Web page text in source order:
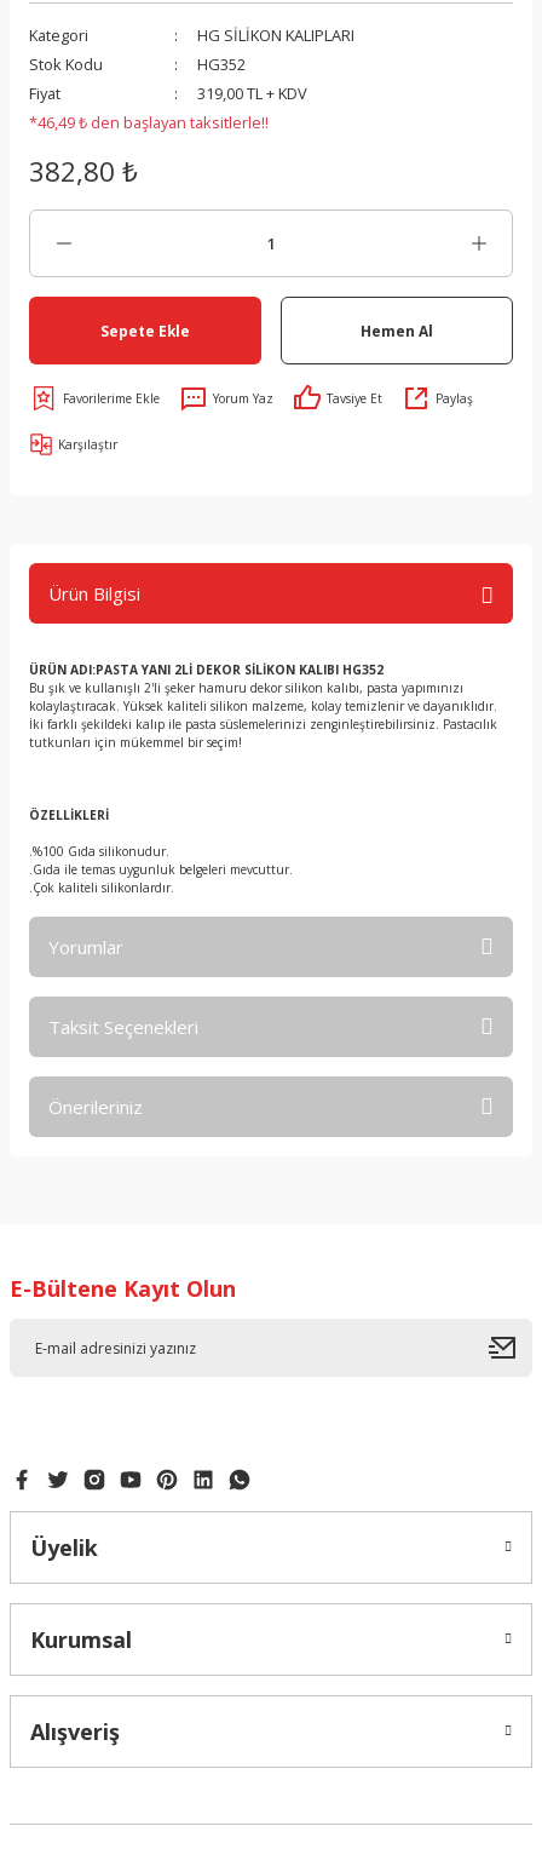
Kategori
HG SİLİKON KALIPLARI
Stok Kodu
HG352
Fiyat
319,00 TL + KDV
*46,49 ₺ den başlayan taksitlerle!!
382,80 ₺
Sepete Ekle Hemen Al
Yorum Yaz Tavsiye Et Paylaş
Karşılaştır
Ürün Bilgisi
ÜRÜN ADI:PASTA YANI 2Lİ DEKOR SİLİKON KALIBI HG352
Bu şık ve kullanışlı 2'li şeker hamuru dekor silikon kalıbı, pasta yapımınızı
kolaylaştıracak. Yüksek kaliteli silikon malzeme, kolay temizlenir ve dayanıklıdır.
İki farklı şekildeki kalıp ile pasta süslemelerinizi zenginleştirebilirsiniz. Pastacılık
tutkunları için mükemmel bir seçim!
ÖZELLİKLERİ
.%100 Gıda silikonudur.
.Gıda ile temas uygunluk belgeleri mevcuttur.
.Çok kaliteli silikonlardır.
Yorumlar
Taksit Seçenekleri
Önerileriniz
Ürün resmi kalitesiz, bozuk veya görüntülenemiyor.
E-Bültene Kayıt Olun
Üyelik
Kurumsal
Alışveriş